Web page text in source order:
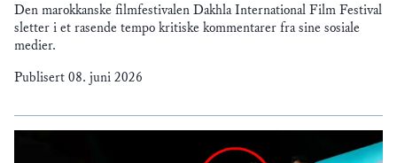
Den marokkanske filmfestivalen Dakhla International Film Festival
sletter i et rasende tempo kritiske kommentarer fra sine sosiale
medier.
Publisert 08. juni 2026